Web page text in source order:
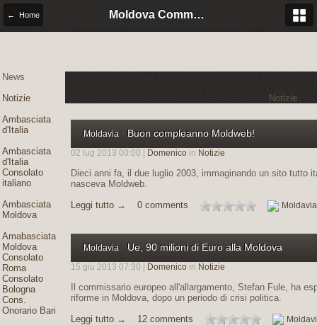
← Home Moldova Community Italia
News
Notizie
Ambasciata
d'Italia
Ambasciata
d'Italia
Consolato
italiano
Ambasciata
Moldova
Amabasciata
Moldova
Consolato
Roma
Consolato
Bologna
Cons.
Onorario Bari
Notizie
Moldavia Buon compleanno Moldweb!
02 lug 2013 00:00 | Domenico in Notizie
Dieci anni fa, il due luglio 2003, immaginando un sito tutto
nasceva Moldweb.
Leggi tutto →
0 comments Moldavia
Moldavia Ue, 90 milioni di Euro alla Moldova
15 giu 2013 07:30 | Domenico in Notizie
Il commissario europeo all'allargamento, Stefan Fule, ha
riforme in Moldova, dopo un periodo di crisi politica.
Leggi tutto →
12 comments